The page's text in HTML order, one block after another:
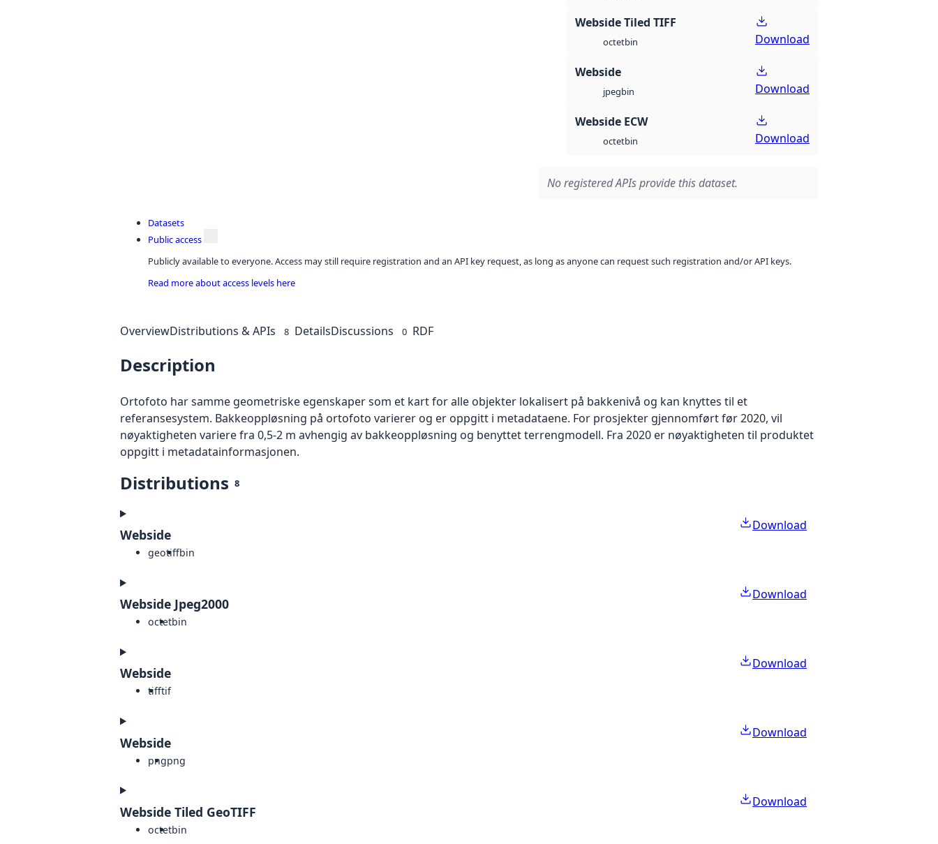
Webside Tiled TIFF
octetbin Download
Webside
jpegbin Download
Webside ECW
octetbin Download
No registered APIs provide this dataset.
Datasets
Public access
Publicly available to everyone. Access may still require registration and an API key request, as long as anyone can request such registration and/or API keys.
Read more about access levels here
OverviewDistributions & APIs 8 DetailsDiscussions 0 RDF
Description
Ortofoto har samme geometriske egenskaper som et kart for alle objekter lokalisert på bakkenivå og kan knyttes til et
referansesystem. Bakkeoppløsning på ortofoto varierer og er oppgitt i metadataene. For prosjekter gjennomført før 2020, vil
nøyaktigheten variere fra 0,5-2 m avhengig av bakkeoppløsning og benyttet terrengmodell. Fra 2020 er nøyaktigheten til produktet
oppgitt i metadatainformasjonen.
Distributions 8
Webside
geotiffbin
Download
Webside Jpeg2000
octetbin
Download
Webside
tifftif
Download
Webside
pngpng
Download
Webside Tiled GeoTIFF
octetbin
Download